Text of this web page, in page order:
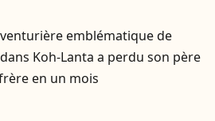
emblématique de
Koh-Lanta a perdu son père
en un mois